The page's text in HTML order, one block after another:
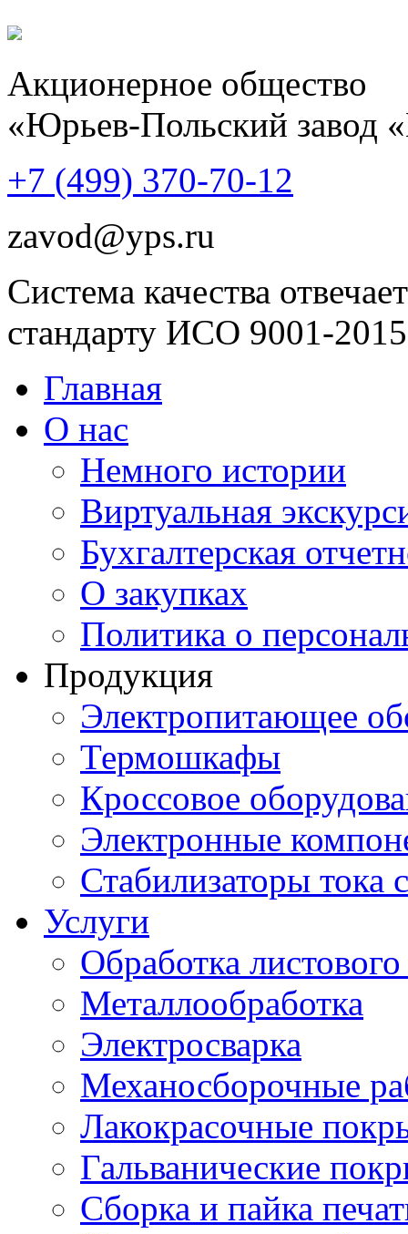
Акционерное общество
«Юрьев-Польский завод
+7 (499) 370-70-12
zavod@yps.ru
Система качества отвечает
стандарту ИСО 9001-2015
Главная
О нас
Немного истории
Виртуальная
Бухгалтерская
О закупках
Политика о
Продукция
Электропитающее
Термошкафы
Кроссовое
Электронные
Стабилизаторы тока
Услуги
Обработка
Металлообработка
Электросварка
Механосборочные
Лакокрасочные
Гальванические
Сборка и пайка